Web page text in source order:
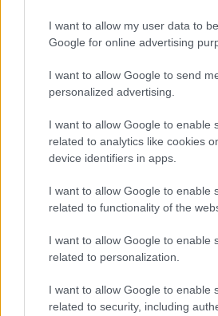
I want to allow my user data to
Google for online advertising
I want to allow Google to send
personalized advertising.
I want to allow Google to enable
related to analytics like cookies
device identifiers in apps.
I want to allow Google to enable
related to functionality of the
I want to allow Google to enable
related to personalization.
I want to allow Google to enable
related to security, including
Zalando Visionary Award:
Gassanoff vince a Copenhagen
Cristian Castiglioni · 7 Ago 2026
LIFESTYLE